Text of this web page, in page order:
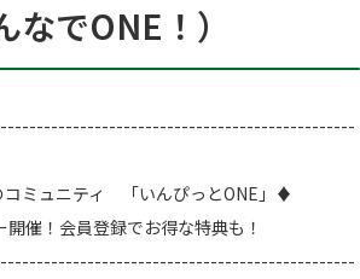
でONE！）
ミュニティ 「いんぴっとONE」♦
開催！会員登録でお得な特典も！